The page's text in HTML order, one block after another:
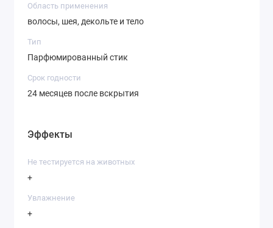
Область применения
волосы, шея, декольте и тело
Тип
Парфюмированный стик
Срок годности
24 месяцев после вскрытия
Эффекты
Не тестируется на животных
+
Увлажнение
+